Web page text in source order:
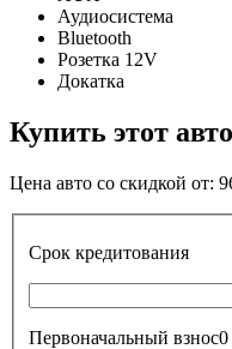
Аудиосистема
Bluetooth
Розетка 12V
Докатка
Купить этот
Цена авто со скидкой от:
Срок кредитования
Первоначальный взнос0